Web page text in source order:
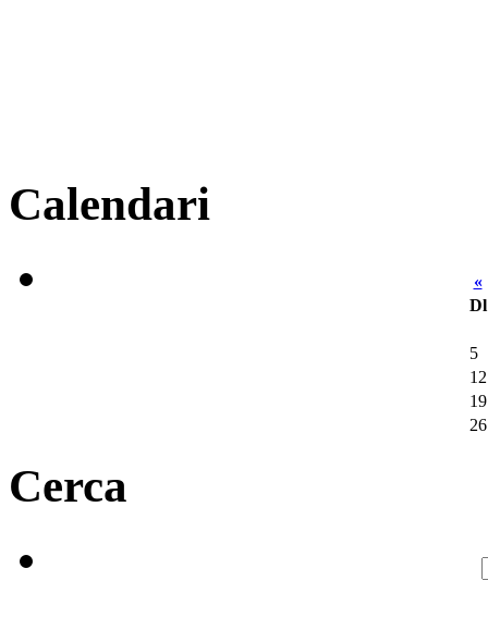
Calendari
«
Dl
5
12
19
26
Cerca